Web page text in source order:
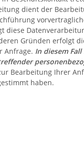
dient der
Gründen erfolgt
Anfrage. In diesem
Bearbeitung Ihrer
haben.